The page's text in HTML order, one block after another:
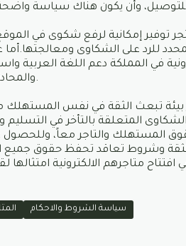
توفير إمكانية لرفع شكوى في
للرد على الشكاوى
في المملكة دعم اللغة العربية
والمحادثات الفورية وفي عرض المنتجات.
تبعث الثقة في نفس المستهلك
الشكاوى المتعلقة بالتأخر في
المستهلك والتاجر معاً،
وشروط تعاقد تحفظ حقوق جميع
متاجرهم الالكترونية امتثالها
سياسة الشروط والاحكام